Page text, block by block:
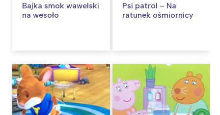
Bajka smok wawelski
na wesoło
Psi patrol – Na
ratunek ośmiornicy